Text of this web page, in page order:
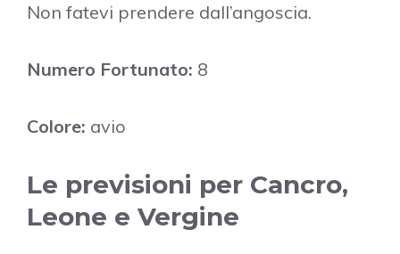
Non fatevi prendere dall’angoscia.
Numero Fortunato: 8
Colore: avio
Le previsioni per Cancro,
Leone e Vergine